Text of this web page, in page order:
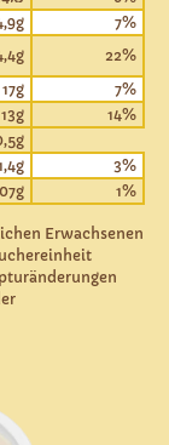
7%
22%
17g
7%
13g
14%
3%
1%
Erwachsenen